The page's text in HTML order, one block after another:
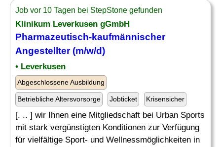
Job vor 10 Tagen bei StepStone gefunden
Klinikum Leverkusen gGmbH
Pharmazeutisch-kaufmännischer
Angestellter(m/w/d)
• Leverkusen
Abgeschlossene Ausbildung
Betriebliche Altersvorsorge Jobticket Krisensicher
[. .. ] wir Ihnen eine Mitgliedschaft bei Urban Sports
mit stark vergünstigten Konditionen zur Verfügung
für vielfältige Sport- und Wellnessmöglichkeiten in